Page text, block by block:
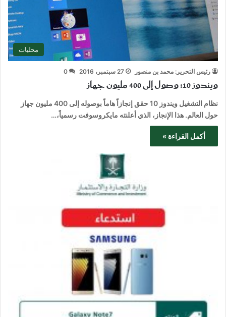
محليات
رئيس التحرير: محمد بن منصور 27 سبتمبر، 2016 0
ويندوز 10: وصول إلى 400 مليون جهاز
نظام التشغيل ويندوز 10 حقق إنجازاً هاماً بوصوله إلى 400 مليون جهاز
حول العالم. هذا الإنجاز، الذي أعلنته مايكروسوفت رسمياً،…
أكمل القراءة »